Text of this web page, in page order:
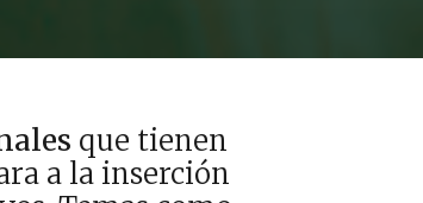
que tienen
a la inserción